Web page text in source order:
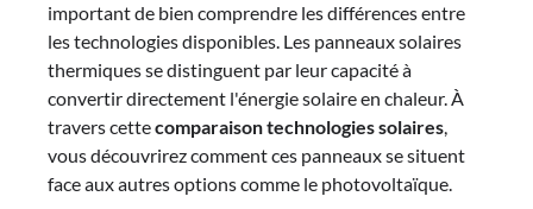
important de bien comprendre les différences entre
les technologies disponibles. Les panneaux solaires
thermiques se distinguent par leur capacité à
convertir directement l'énergie solaire en chaleur. À
travers cettecomparaison technologies solaires,
vous découvrirez comment ces panneaux se situent
face aux autres options comme le photovoltaïque.